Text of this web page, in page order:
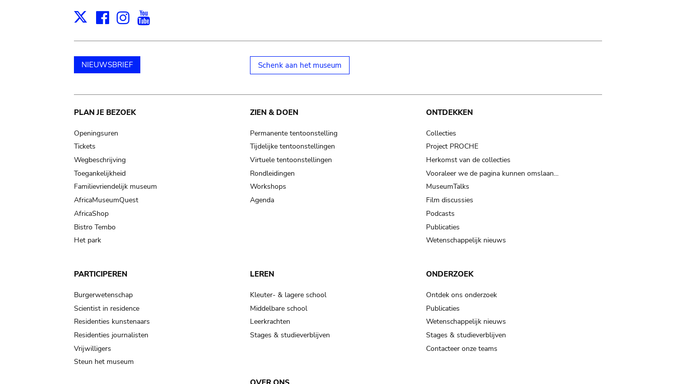
X Facebook
Instagram
NIEUWSBRIEF Schenk aan het museum
Main
navigation
PLAN JE BEZOEK
Openingsuren
Tickets
Wegbeschrijving
Toegankelijkheid
Familievriendelijk museum
AfricaMuseumQuest
AfricaShop
Bistro Tembo
Het park
ZIEN & DOEN
Permanente tentoonstelling
Tijdelijke tentoonstellingen
Virtuele tentoonstellingen
Rondleidingen
Workshops
Agenda
ONTDEKKEN
Collecties
Project PROCHE
Herkomst van de collecties
Vooraleer we de pagina kunnen omslaan…
MuseumTalks
Film discussies
Podcasts
Publicaties
Wetenschappelijk nieuws
PARTICIPEREN
Burgerwetenschap
Scientist in residence
Residenties kunstenaars
Residenties journalisten
Vrijwilligers
Steun het museum
LEREN
Kleuter- & lagere school
Middelbare school
Leerkrachten
Stages & studieverblijven
ONDERZOEK
Ontdek ons onderzoek
Publicaties
Wetenschappelijk nieuws
Stages & studieverblijven
Contacteer onze teams